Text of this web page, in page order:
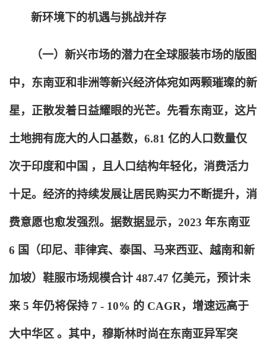
新环境下的机遇与挑战并存
（一）新兴市场的潜力在全球服装市场的版图
中，东南亚和非洲等新兴经济体宛如两颗璀璨的新
星，正散发着日益耀眼的光芒。先看东南亚，这片
土地拥有庞大的人口基数，6.81 亿的人口数量仅
次于印度和中国 ，且人口结构年轻化，消费活力
十足。经济的持续发展让居民购买力不断提升，消
费意愿也愈发强烈。据数据显示，2023 年东南亚
6 国（印尼、菲律宾、泰国、马来西亚、越南和新
加坡）鞋服市场规模合计 487.47 亿美元，预计未
来 5 年仍将保持 7 - 10% 的 CAGR，增速远高于
大中华区 。其中，穆斯林时尚在东南亚异军突